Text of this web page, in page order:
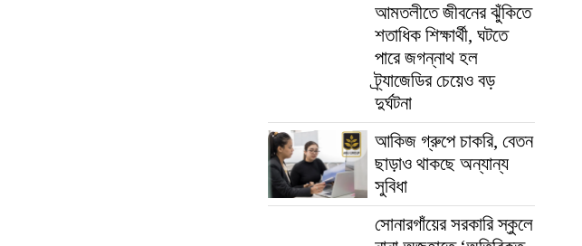
আমতলীতে জীবনের ঝুঁকিতে
শতাধিক শিক্ষার্থী, ঘটতে
পারে জগন্নাথ হল
ট্র্যাজেডির চেয়েও বড়
দুর্ঘটনা
আকিজ গ্রুপে চাকরি, বেতন
ছাড়াও থাকছে অন্যান্য
সুবিধা
সোনারগাঁয়ের সরকারি স্কুলে